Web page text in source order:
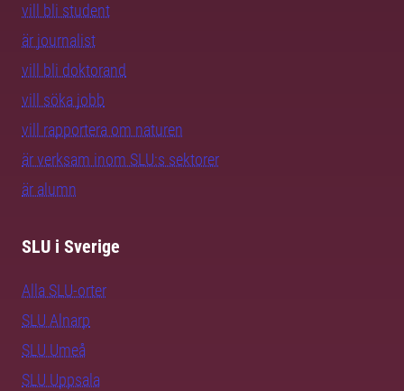
vill bli student
är journalist
vill bli doktorand
vill söka jobb
vill rapportera om naturen
är verksam inom SLU:s sektorer
är alumn
SLU i Sverige
Alla SLU-orter
SLU Alnarp
SLU Umeå
SLU Uppsala